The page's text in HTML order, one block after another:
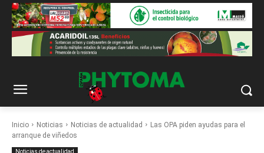
Inicio Noticias Noticias de actualidad
Las OPA piden ayudas para el
arranque de viñedos
Noticias de actualidad